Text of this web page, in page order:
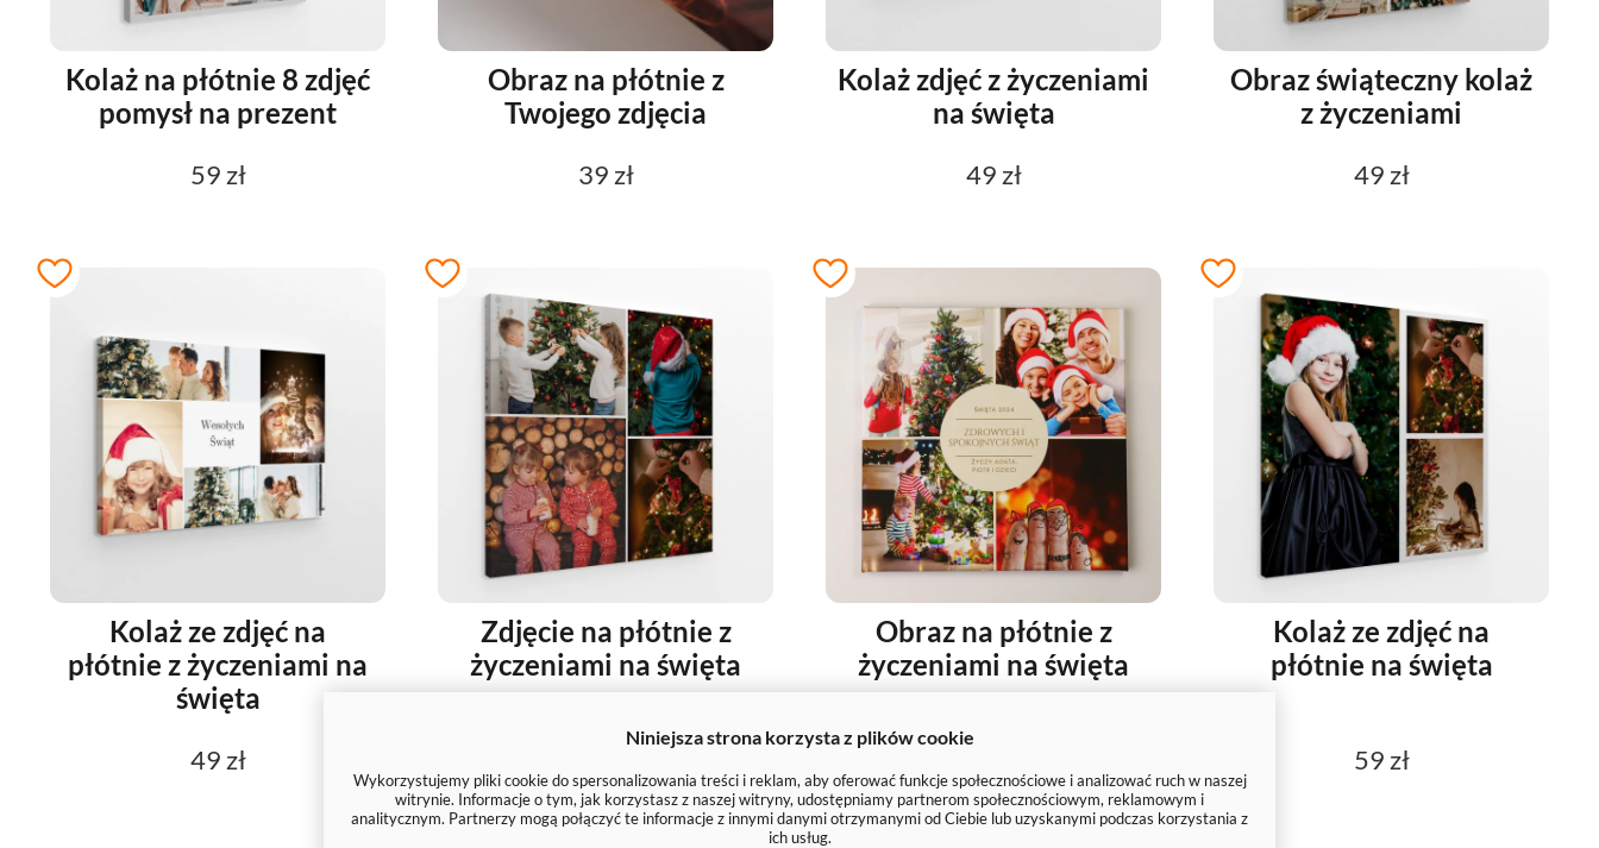
Kolaż na płótnie 8 zdjęć
pomysł na prezent
59 zł
Obraz na płótnie z
Twojego zdjęcia
39 zł
Kolaż zdjęć z życzeniami
na święta
49 zł
Obraz świąteczny kolaż
z życzeniami
49 zł
Kolaż ze zdjęć na
płótnie z życzeniami na
święta
49 zł
Zdjęcie na płótnie z
życzeniami na święta
Obraz na płótnie z
życzeniami na święta
Kolaż ze zdjęć na
płótnie na święta
59 zł
Niniejsza strona korzysta z plików cookie
Wykorzystujemy pliki cookie do spersonalizowania treści i reklam, aby oferować funkcje społecznościowe i analizować ruch w naszej
witrynie. Informacje o tym, jak korzystasz z naszej witryny, udostępniamy partnerom społecznościowym, reklamowym i
analitycznym. Partnerzy mogą połączyć te informacje z innymi danymi otrzymanymi od Ciebie lub uzyskanymi podczas korzystania z
ich usług.